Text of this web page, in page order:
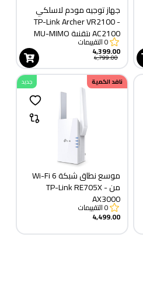
جهاز توجيه مودم لاسلكي
TP-Link Archer VR2100 -
AC2100 بتقنية MU-MIMO
VDSL/ADSL
0التقييمات
4,399.00
4,799.00
جديد نافد الكمية
موسع نطاق شبكة Wi-Fi 6
من TP-Link RE705X -
AX3000
0التقييمات
4,499.00